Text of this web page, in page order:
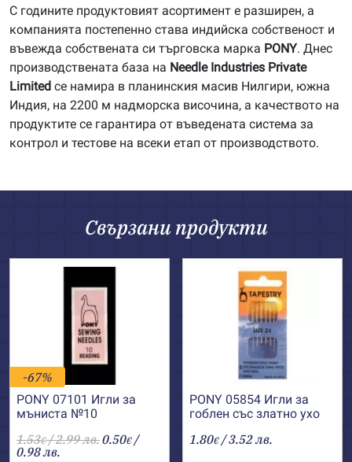
С годините продуктовият асортимент е разширен, а
компанията постепенно става индийска собственост и
въвежда собствената си търговска марка PONY. Днес
производствената база на Needle Industries Private
Limited се намира в планинския масив Нилгири, южна
Индия, на 2200 м надморска височина, а качеството на
продуктите се гарантира от въведената система за
контрол и тестове на всеки етап от производството.
Свързани продукти
-67%
PONY 07101 Игли за
мъниста №10
1.53€/ 2.99 лв.0.50€ /
0.98 лв.
PONY 05854 Игли за
гоблен със златно ухо
1.80€ / 3.52 лв.